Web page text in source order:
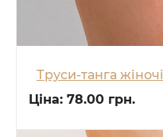
Труси-танга жіночі
Ціна: 78.00 грн.